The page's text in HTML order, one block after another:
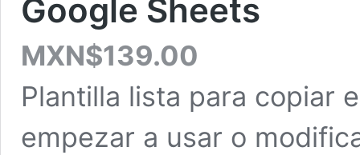
Google Sheets
MXN$139.00
Plantilla lista para copiar
empezar a usar o